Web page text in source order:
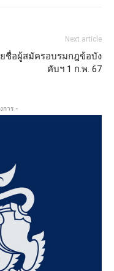
Next article
ยชื่อผู้สมัครอบรมกฎข้อบัง
คับฯ 1 ก.พ. 67
การ -